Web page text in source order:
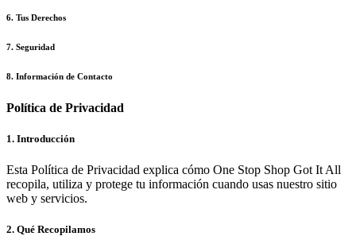
6. Tus Derechos
7. Seguridad
8. Información de Contacto
Política de Privacidad
1. Introducción
Esta Política de Privacidad explica cómo One Stop Shop Got It All
recopila, utiliza y protege tu información cuando usas nuestro sitio
web y servicios.
2. Qué Recopilamos